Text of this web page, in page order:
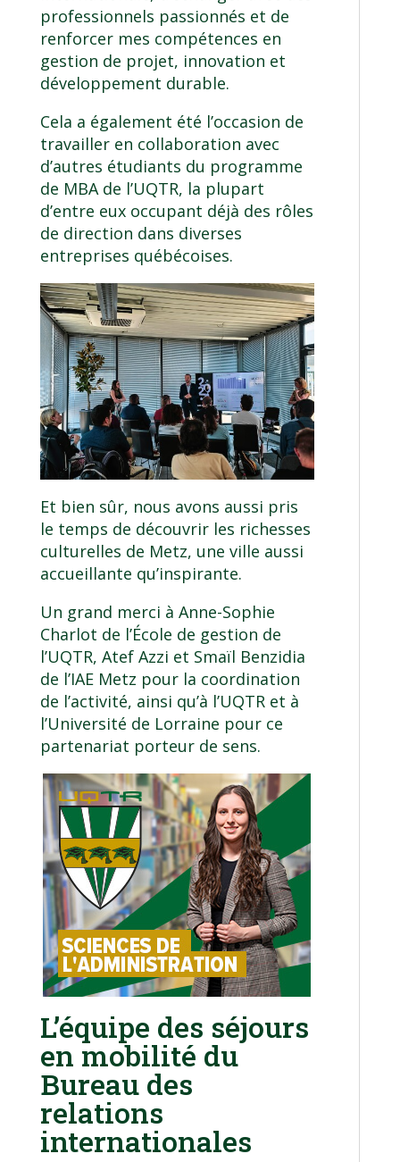
professionnels passionnés et de
renforcer mes compétences en
gestion de projet, innovation et
développement durable.
Cela a également été l’occasion de
travailler en collaboration avec
d’autres étudiants du programme
de MBA de l’UQTR, la plupart
d’entre eux occupant déjà des rôles
de direction dans diverses
entreprises québécoises.
Et bien sûr, nous avons aussi pris
le temps de découvrir les richesses
culturelles de Metz, une ville aussi
accueillante qu’inspirante.
Un grand merci à Anne-Sophie
Charlot de l’École de gestion de
l’UQTR, Atef Azzi et Smaïl Benzidia
de l’IAE Metz pour la coordination
de l’activité, ainsi qu’à l’UQTR et à
l’Université de Lorraine pour ce
partenariat porteur de sens.
L’équipe des séjours
en mobilité du
Bureau des
relations
internationales